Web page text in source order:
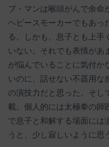
プ・マンは喉頭がんで余命
ヘビースモーカーでもあっ
る。しかも、息子とも上手
いない。それでも表情があ
が悩んでいることに気付か
いのに、話せない不器用な
の演技力だと思った。そし
載。個人的には太極拳の師
で息子と和解する場面には
うと、少し寂しいように思